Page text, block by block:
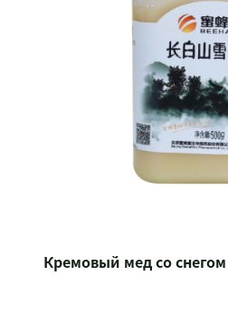
Кремовый мед со